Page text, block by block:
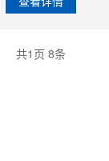
共1 页 8条